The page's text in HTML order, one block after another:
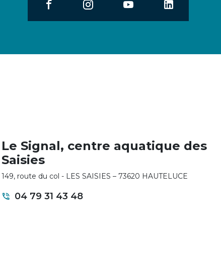
Le Signal, centre aquatique des
Saisies
149, route du col - LES SAISIES – 73620 HAUTELUCE
04 79 31 43 48